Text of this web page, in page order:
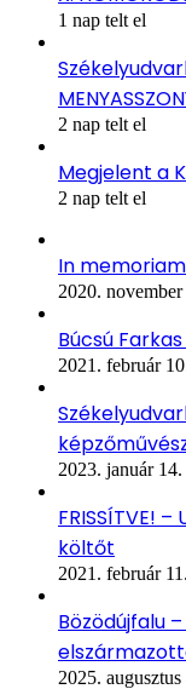
1 nap telt el
2 nap telt el
Megjelent a
2 nap telt el
In
2020. november
Búcsú
2021. február
2023. január 14.
FRISSÍTVE!
költőt
2021. február 11.
Bözödújfalu
2025. augusztus